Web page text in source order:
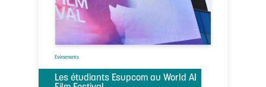
Évènements
Les étudiants Esupcom au World AI